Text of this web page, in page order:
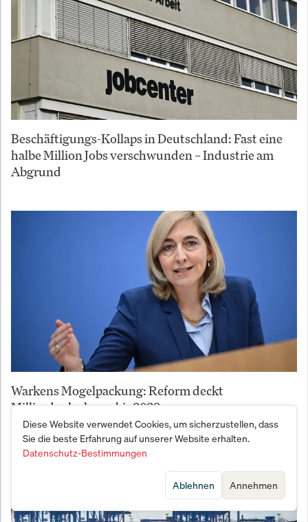
Beschäftigungs-Kollaps in Deutschland: Fast eine
halbe Million Jobs verschwunden – Industrie am
Abgrund
Warkens Mogelpackung: Reform deckt
Milliardenloch nur bis 2028
Diese Website verwendet Cookies, um sicherzustellen, dass
Sie die beste Erfahrung auf unserer Website erhalten.
Datenschutz-Bestimmungen
Annehmen
Ablehnen